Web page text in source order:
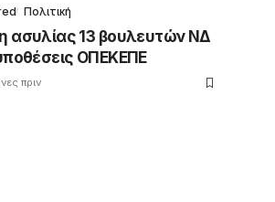
Πολιτική
ασυλίας 13 βουλευτών ΝΔ
ΟΠΕΚΕΠΕ
πριν